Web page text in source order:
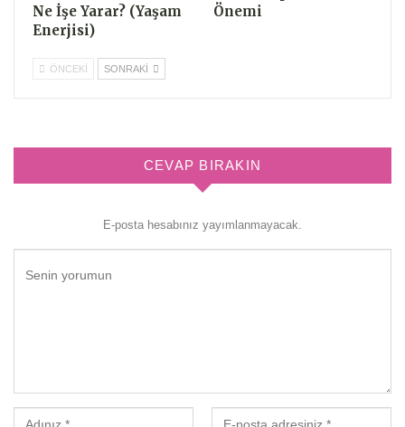
Ne İşe Yarar? (Yaşam
Enerjisi)
Önemi
ÖNCEKI SONRAKI
CEVAP BIRAKIN
E-posta hesabınız yayımlanmayacak.